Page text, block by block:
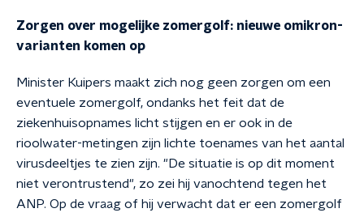
Zorgen over mogelijke zomergolf: nieuwe omikron-
varianten komen op
Minister Kuipers maakt zich nog geen zorgen om een
eventuele zomergolf, ondanks het feit dat de
ziekenhuisopnames licht stijgen en er ook in de
rioolwater-metingen zijn lichte toenames van het aantal
virusdeeltjes te zien zijn. "De situatie is op dit moment
niet verontrustend", zo zei hij vanochtend tegen het
ANP. Op de vraag of hij verwacht dat er een zomergolf